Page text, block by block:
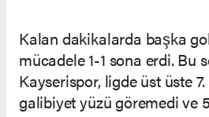
Kalan dakikalarda başka
mücadele 1-1 sona erdi. Bu
Kayserispor, ligde üst üste
galibiyet yüzü göremedi ve